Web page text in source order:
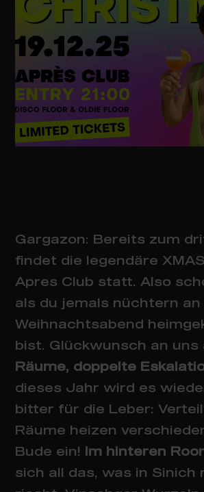
Gargazon: Bereits zum
findet die legendäre
Apres Club statt. Also
als du jemals nüchtern an
Weihnachtsabend
bist. Glückwunsch an uns
Räume, doppelte
dieses Jahr wird es
bitter für die Leber:
Räume heizen
Bude ein! Im hinteren
sich all das, was in Sinich